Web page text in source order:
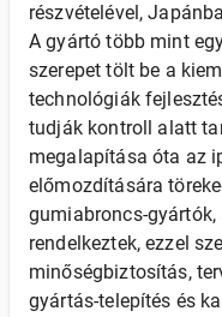
részvételével,
A gyártó több mint
szerepet tölt be a
technológiák
tudják kontroll alatt
megalapítása óta az
előmozdítására
gumiabroncs-
rendelkeztek, ezzel
minőségbiztosítás,
gyártás-telepítés és